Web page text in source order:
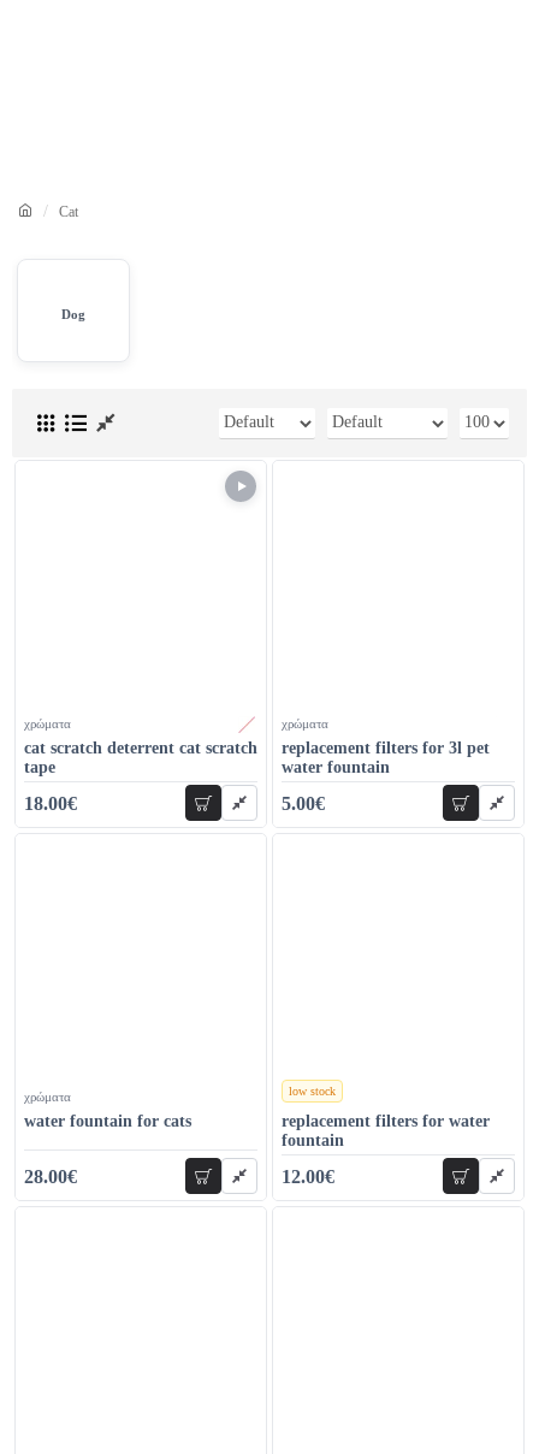
Cat
Dog
χρώματα
cat scratch deterrent cat scratch
tape
18.00€ add to cart
χρώματα
replacement filters for 3l pet
water fountain
5.00€ add to
χρώματα
water fountain for cats
28.00€ add to cart
low stock
χρώματα
replacement filters for water
fountain
12.00€ add to